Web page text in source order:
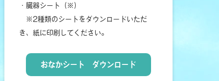
・臓器シート（※）
※2種類のシートをダウンロードいただ
き、紙に印刷してください。
おなかシート ダウンロード